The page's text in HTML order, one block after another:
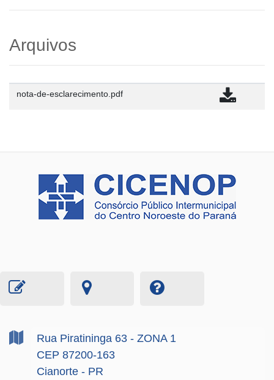
Arquivos
nota-de-esclarecimento.pdf
Rua Piratininga 63 - ZONA 1
CEP 87200-163
Cianorte - PR